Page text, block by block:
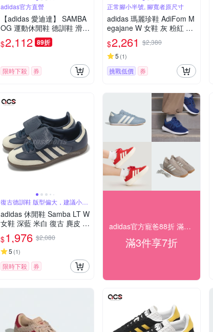
adidas官方直營
【adidas 愛迪達】 SAMBA
OG 運動休閒鞋 德訓鞋 滑板
復古 女鞋 - Originals JR884
3
$2,112 89折
限時下殺 券
正常腳小半號, 腳寬者原尺寸
adidas 瑪麗珍鞋 AdiFom M
egajane W 女鞋 灰 粉紅 涼
鞋 厚底 休閒鞋 愛迪達 JP81
16
$2,261 $2,380
5 (1)
挑戰低價 券
復古德訓鞋 版型偏大，建議小半
號
adidas 休閒鞋 Samba LT W
女鞋 深藍 米白 復古 麂皮 翻
鞋舌 德訓鞋 愛迪達 JH5705
$1,976 $2,080
5 (1)
限時下殺 券
adidas官方寵爸88折 滿件最低7折
滿3件享7折